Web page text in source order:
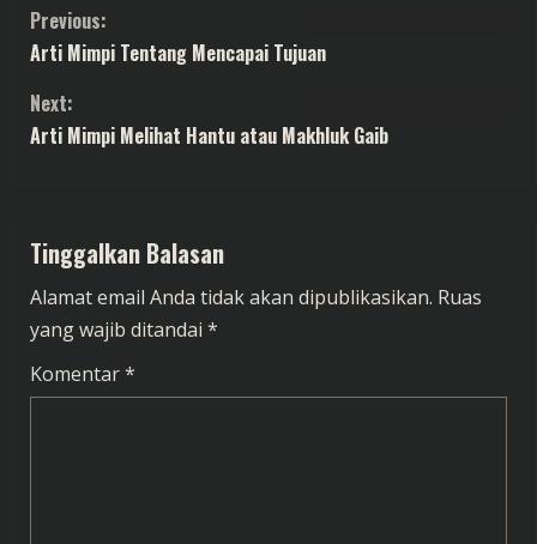
C
o
n
i
n
u
e
Previous:
Arti Mimpi Tentang Mencapai Tujuan
Next:
Arti Mimpi Melihat Hantu atau Makhluk Gaib
Tinggalkan Balasan
Alamat email Anda tidak akan dipublikasikan. Ruas
yang wajib ditandai *
Komentar*